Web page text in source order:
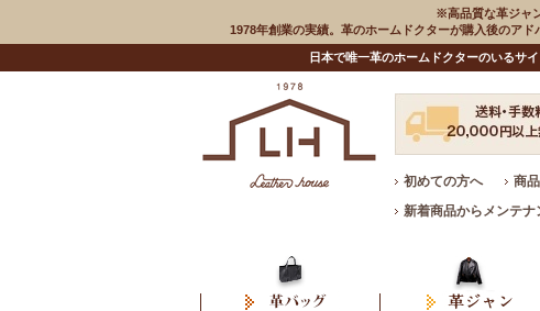
※高品質な革ジャ
1978年創業の実績。革のホームドクターが購入後のア
日本で唯一革のホームドクターのいるサ
初めての方へ 商
新着商品からメンテ